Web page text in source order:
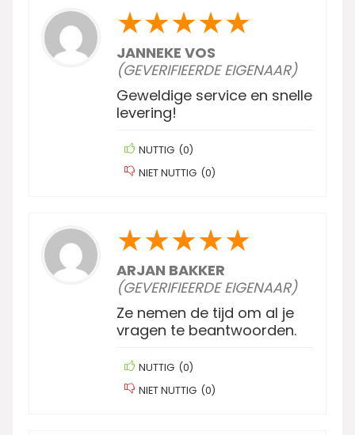
★★★★★
JANNEKE VOS
(GEVERIFIEERDE EIGENAAR)
Geweldige service en snelle
levering!
NUTTIG (0)
NIET NUTTIG (0)
★★★★★
ARJAN BAKKER
(GEVERIFIEERDE EIGENAAR)
Ze nemen de tijd om al je
vragen te beantwoorden.
NUTTIG (0)
NIET NUTTIG (0)